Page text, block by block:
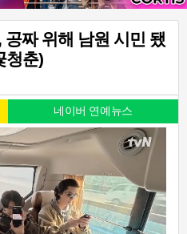
짜 위해 남원 시민 됐
청춘)
네이버 연예뉴스